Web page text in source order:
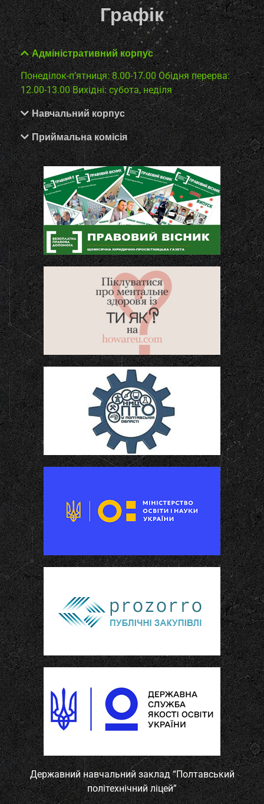
Графік
Адміністративний корпус
Понеділок-п’ятниця: 8.00-17.00 Обідня перерва:
12.00-13.00 Вихідні: субота, неділя
Навчальний корпус
Приймальна комісія
Державний навчальний заклад “Полтавський
політехнічний ліцей”